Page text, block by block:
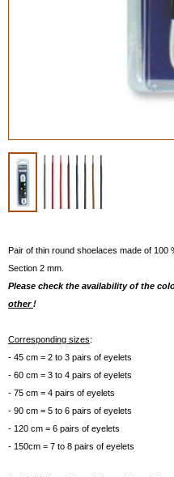
Pair of thin round shoelaces made of 100
Section 2 mm.
Please check the availability of the
other!
Corresponding sizes:
- 45 cm = 2 to 3 pairs of eyelets
- 60 cm = 3 to 4 pairs of eyelets
- 75 cm = 4 pairs of eyelets
- 90 cm = 5 to 6 pairs of eyelets
- 120 cm = 6 pairs of eyelets
- 150cm = 7 to 8 pairs of eyelets